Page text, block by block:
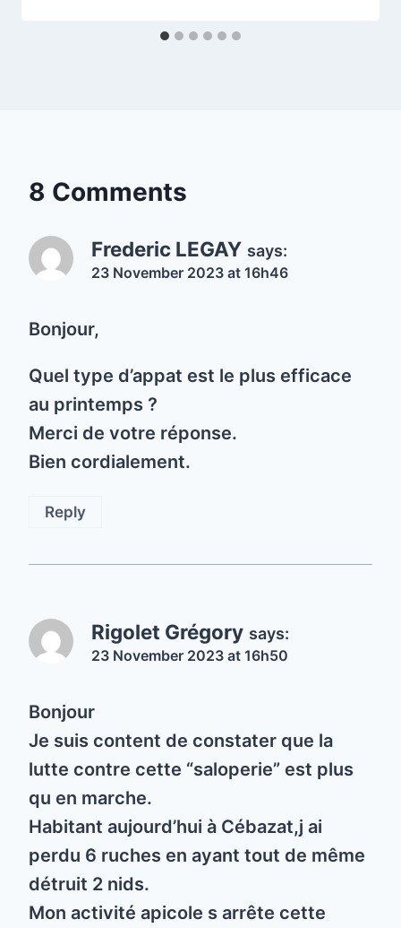
8 Comments
Frederic LEGAY says:
23 November 2023 at 16h46
Bonjour,
Quel type d’appat est le plus efficace
au printemps ?
Merci de votre réponse.
Bien cordialement.
Reply
Rigolet Grégory says:
23 November 2023 at 16h50
Bonjour
Je suis content de constater que la
lutte contre cette “saloperie” est plus
qu en marche.
Habitant aujourd’hui à Cébazat,j ai
perdu 6 ruches en ayant tout de même
détruit 2 nids.
Mon activité apicole s arrête cette